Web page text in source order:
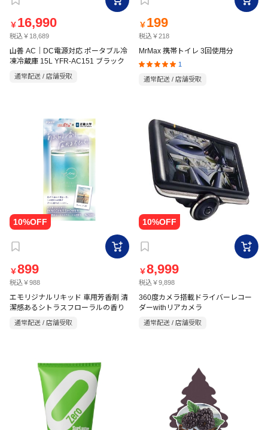
￥ 16,990
税込￥18,689
山善 AC｜DC電源対応 ポータブル冷
凍冷蔵庫 15L YFR-AC151 ブラック
通常配送 / 店舗受取
￥ 199
税込￥218
MrMax 携帯トイレ 3回使用分
1
通常配送 / 店舗受取
￥899
税込￥988
エモリジナルリキッド 車用芳香剤 清
潔感あるシトラスフローラルの香り
通常配送 / 店舗受取
￥8,999
税込￥9,898
360度カメラ搭載ドライバーレコー
ダーwithリアカメラ
通常配送 / 店舗受取